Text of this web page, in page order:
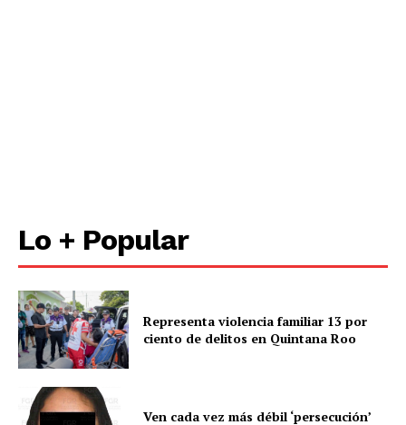
Lo + Popular
Representa violencia familiar 13 por
ciento de delitos en Quintana Roo
Ven cada vez más débil ‘persecución’